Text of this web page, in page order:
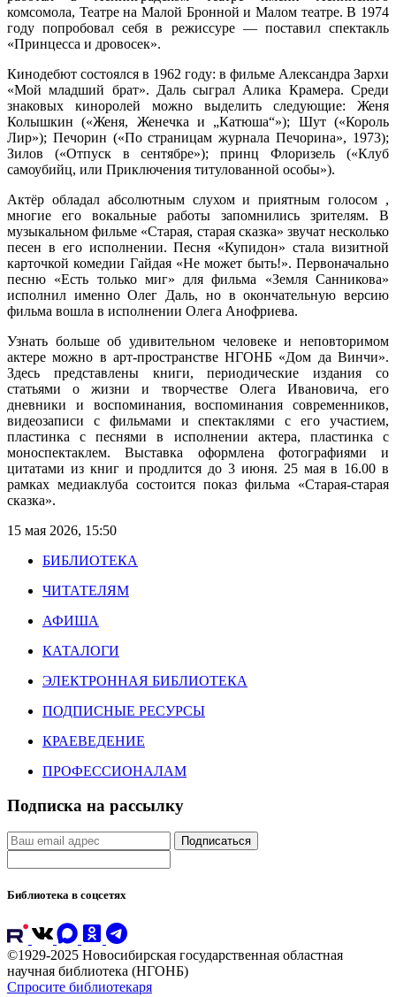
комсомола, Театре на Малой Бронной и Малом театре. В 1974
году попробовал себя в режиссуре — поставил спектакль
«Принцесса и дровосек».
Кинодебют состоялся в 1962 году: в фильме Александра Зархи
«Мой младший брат». Даль сыграл Алика Крамера. Среди
знаковых киноролей можно выделить следующие: Женя
Колышкин («Женя, Женечка и „Катюша“»); Шут («Король
Лир»); Печорин («По страницам журнала Печорина», 1973);
Зилов («Отпуск в сентябре»); принц Флоризель («Клуб
самоубийц, или Приключения титулованной особы»).
Актёр обладал абсолютным слухом и приятным голосом ,
многие его вокальные работы запомнились зрителям. В
музыкальном фильме «Старая, старая сказка» звучат несколько
песен в его исполнении. Песня «Купидон» стала визитной
карточкой комедии Гайдая «Не может быть!». Первоначально
песню «Есть только миг» для фильма «Земля Санникова»
исполнил именно Олег Даль, но в окончательную версию
фильма вошла в исполнении Олега Анофриева.
Узнать больше об удивительном человеке и неповторимом
актере можно в арт-пространстве НГОНБ «Дом да Винчи».
Здесь представлены книги, периодические издания со
статьями о жизни и творчестве Олега Ивановича, его
дневники и воспоминания, воспоминания современников,
видеозаписи с фильмами и спектаклями с его участием,
пластинка с песнями в исполнении актера, пластинка с
моноспектаклем. Выставка оформлена фотографиями и
цитатами из книг и продлится до 3 июня. 25 мая в 16.00 в
рамках медиаклуба состоится показ фильма «Старая-старая
сказка».
15 мая 2026, 15:50
БИБЛИОТЕКА
ЧИТАТЕЛЯМ
АФИША
КАТАЛОГИ
ЭЛЕКТРОННАЯ БИБЛИОТЕКА
ПОДПИСНЫЕ РЕСУРСЫ
КРАЕВЕДЕНИЕ
ПРОФЕССИОНАЛАМ
Подписка на рассылку
Подписаться
Библиотека в соцсетях
©1929-2025 Новосибирская государственная областная
научная библиотека (НГОНБ)
Спросите библиотекаря